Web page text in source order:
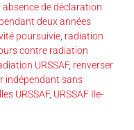
de déclaration
deux années
poursuivie radiation
contre radiation
URSSAF, renverser
indépendant sans
URSSAF, URSSAF Ile-